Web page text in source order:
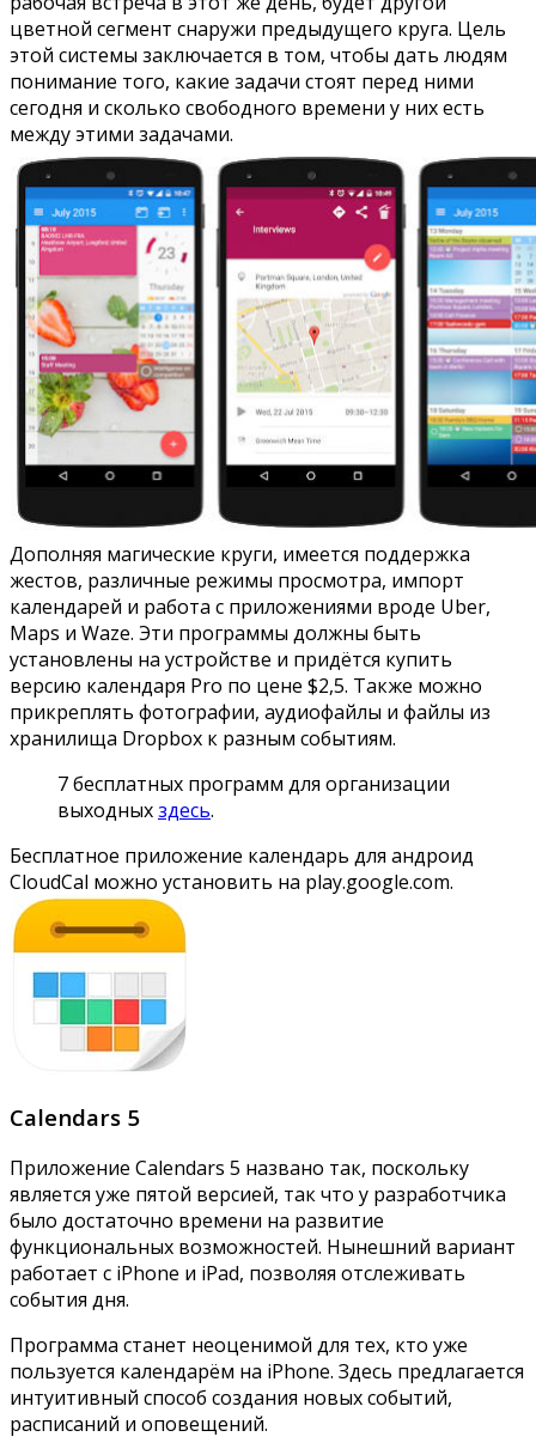
цветной сегмент снаружи предыдущего круга. Цель
этой системы заключается в том, чтобы дать людям
понимание того, какие задачи стоят перед ними
сегодня и сколько свободного времени у них есть
между этими задачами.
Дополняя магические круги, имеется поддержка
жестов, различные режимы просмотра, импорт
календарей и работа с приложениями вроде Uber,
Maps и Waze. Эти программы должны быть
установлены на устройстве и придётся купить
версию календаря Pro по цене $2,5. Также можно
прикреплять фотографии, аудиофайлы и файлы из
хранилища Dropbox к разным событиям.
7 бесплатных программ для организации
выходныхздесь.
Бесплатное приложение календарь для андроид
CloudCal можно установить на play.google.com.
Calendars 5
Приложение Calendars 5 названо так, поскольку
является уже пятой версией, так что у разработчика
было достаточно времени на развитие
функциональных возможностей. Нынешний вариант
работает с iPhone и iPad, позволяя отслеживать
события дня.
Программа станет неоценимой для тех, кто уже
пользуется календарём на iPhone. Здесь предлагается
интуитивный способ создания новых событий,
расписаний и оповещений.